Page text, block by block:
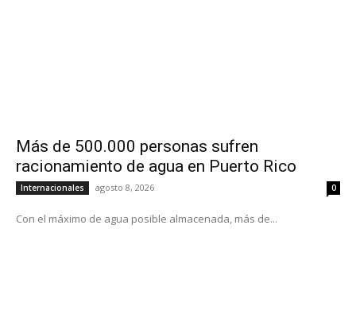
Más de 500.000 personas sufren
racionamiento de agua en Puerto Rico
Internacionales agosto 8, 2026 0
Con el máximo de agua posible almacenada, más de...